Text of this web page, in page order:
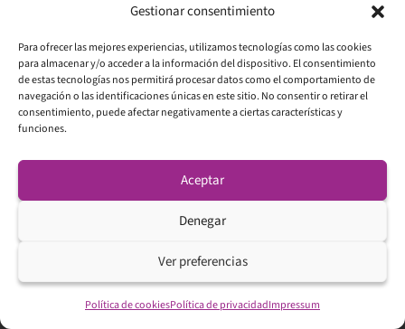
Gestionar consentimiento
Para ofrecer las mejores experiencias, utilizamos tecnologías como las cookies
para almacenar y/o acceder a la información del dispositivo. El consentimiento
de estas tecnologías nos permitirá procesar datos como el comportamiento de
navegación o las identificaciones únicas en este sitio. No consentir o retirar el
consentimiento, puede afectar negativamente a ciertas características y
funciones.
Aceptar
Denegar
Ver preferencias
Política de cookiesPolítica de privacidadImpressum
,
Opciones Financieras: Qué Son y